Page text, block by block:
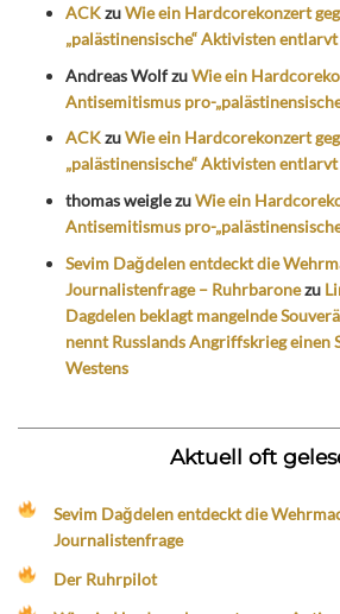
ACKzuWie ein Hardcorekonzert
„palästinensische“ Aktivisten entlarvt
Andreas WolfzuWie ein
Antisemitismus pro-
ACKzuWie ein Hardcorekonzert
„palästinensische“ Aktivisten entlarvt
thomas weiglezuWie ein
Antisemitismus pro-
Sevim Dağdelen entdeckt die
Journalistenfrage – Ruhrbaronezu
Dagdelen beklagt mangelnde
nennt Russlands Angriffskrieg einen
Westens
Aktuell oft
Sevim Dağdelen entdeckt die
Journalistenfrage
Der Ruhrpilot